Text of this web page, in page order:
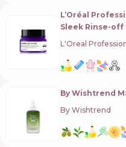
L’Oréal
Sleek Rinse-off
L'Oreal
By Wishtrend
By Wishtrend